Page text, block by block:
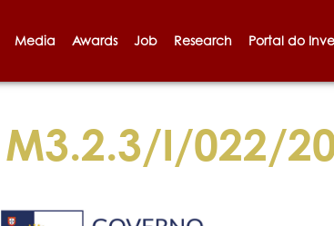
Media Awards Job Research Portal do
M3.2.3/I/022/